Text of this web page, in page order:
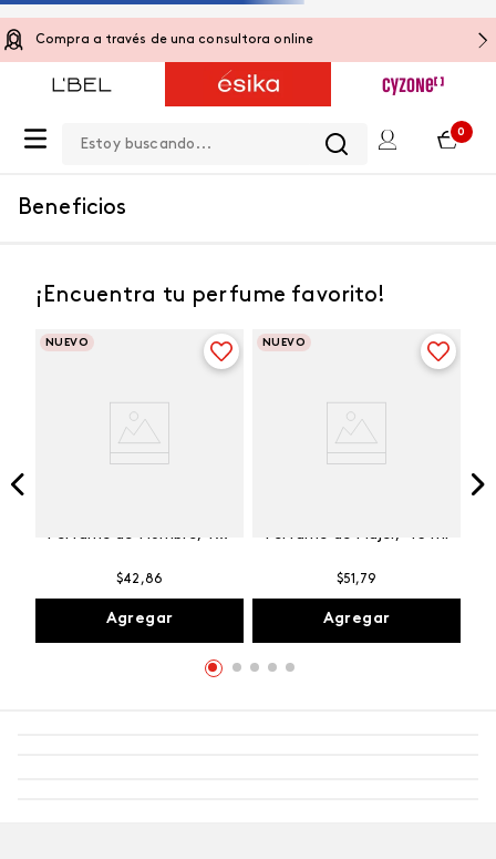
Compra a través de una consultora online
0
Beneficios
¡Encuentra tu perfume favorito!
NUEVO
Perfume de Hombre, 100
$42 ,86
Agregar
NUEVO
Perfume de Mujer, 45 ml
$51 ,79
Agregar